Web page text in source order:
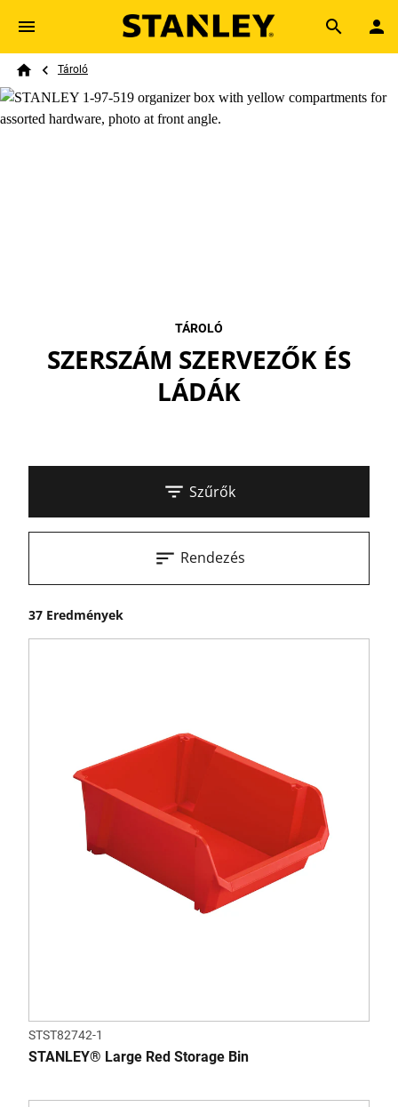
Skip to main content
Search
Breadcrumb
Tároló
TÁROLÓ
SZERSZÁM SZERVEZŐK ÉS
LÁDÁK
Szűrők
37 Eredmények
Rendezés
STST82742-1
STANLEY® Large Red Storage Bin